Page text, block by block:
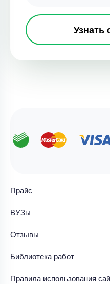
Узнать
Прайс
ВУЗы
Отзывы
Библиотека работ
Правила использования